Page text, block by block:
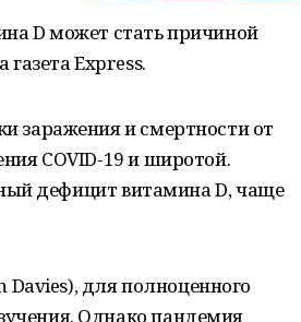
D может стать причиной
Express.
заражения и смертности от
COVID-19 и широтой.
дефицит витамина D, чаще
для полноценного
Однако пандемия